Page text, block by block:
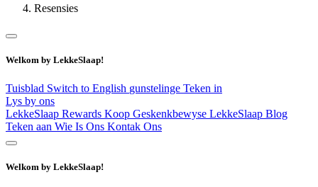
Resensies
Welkom by LekkeSlaap!
Tuisblad Switch to English gunstelinge Teken in
Lys by ons
LekkeSlaap Rewards Koop Geskenkbewyse LekkeSlaap Blog
Teken aan Wie Is Ons Kontak Ons
Welkom by LekkeSlaap!